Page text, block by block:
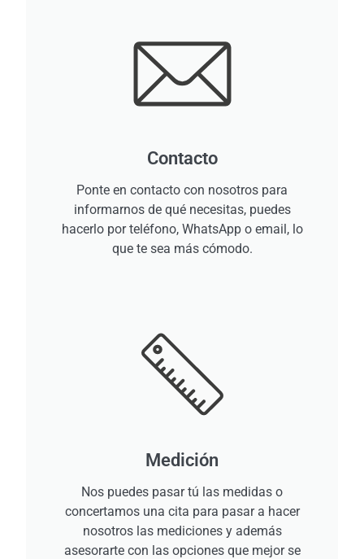
Contacto
Ponte en contacto con nosotros para
informarnos de qué necesitas, puedes
hacerlo por teléfono, WhatsApp o email, lo
que te sea más cómodo.
Medición
Nos puedes pasar tú las medidas o
concertamos una cita para pasar a hacer
nosotros las mediciones y además
asesorarte con las opciones que mejor se